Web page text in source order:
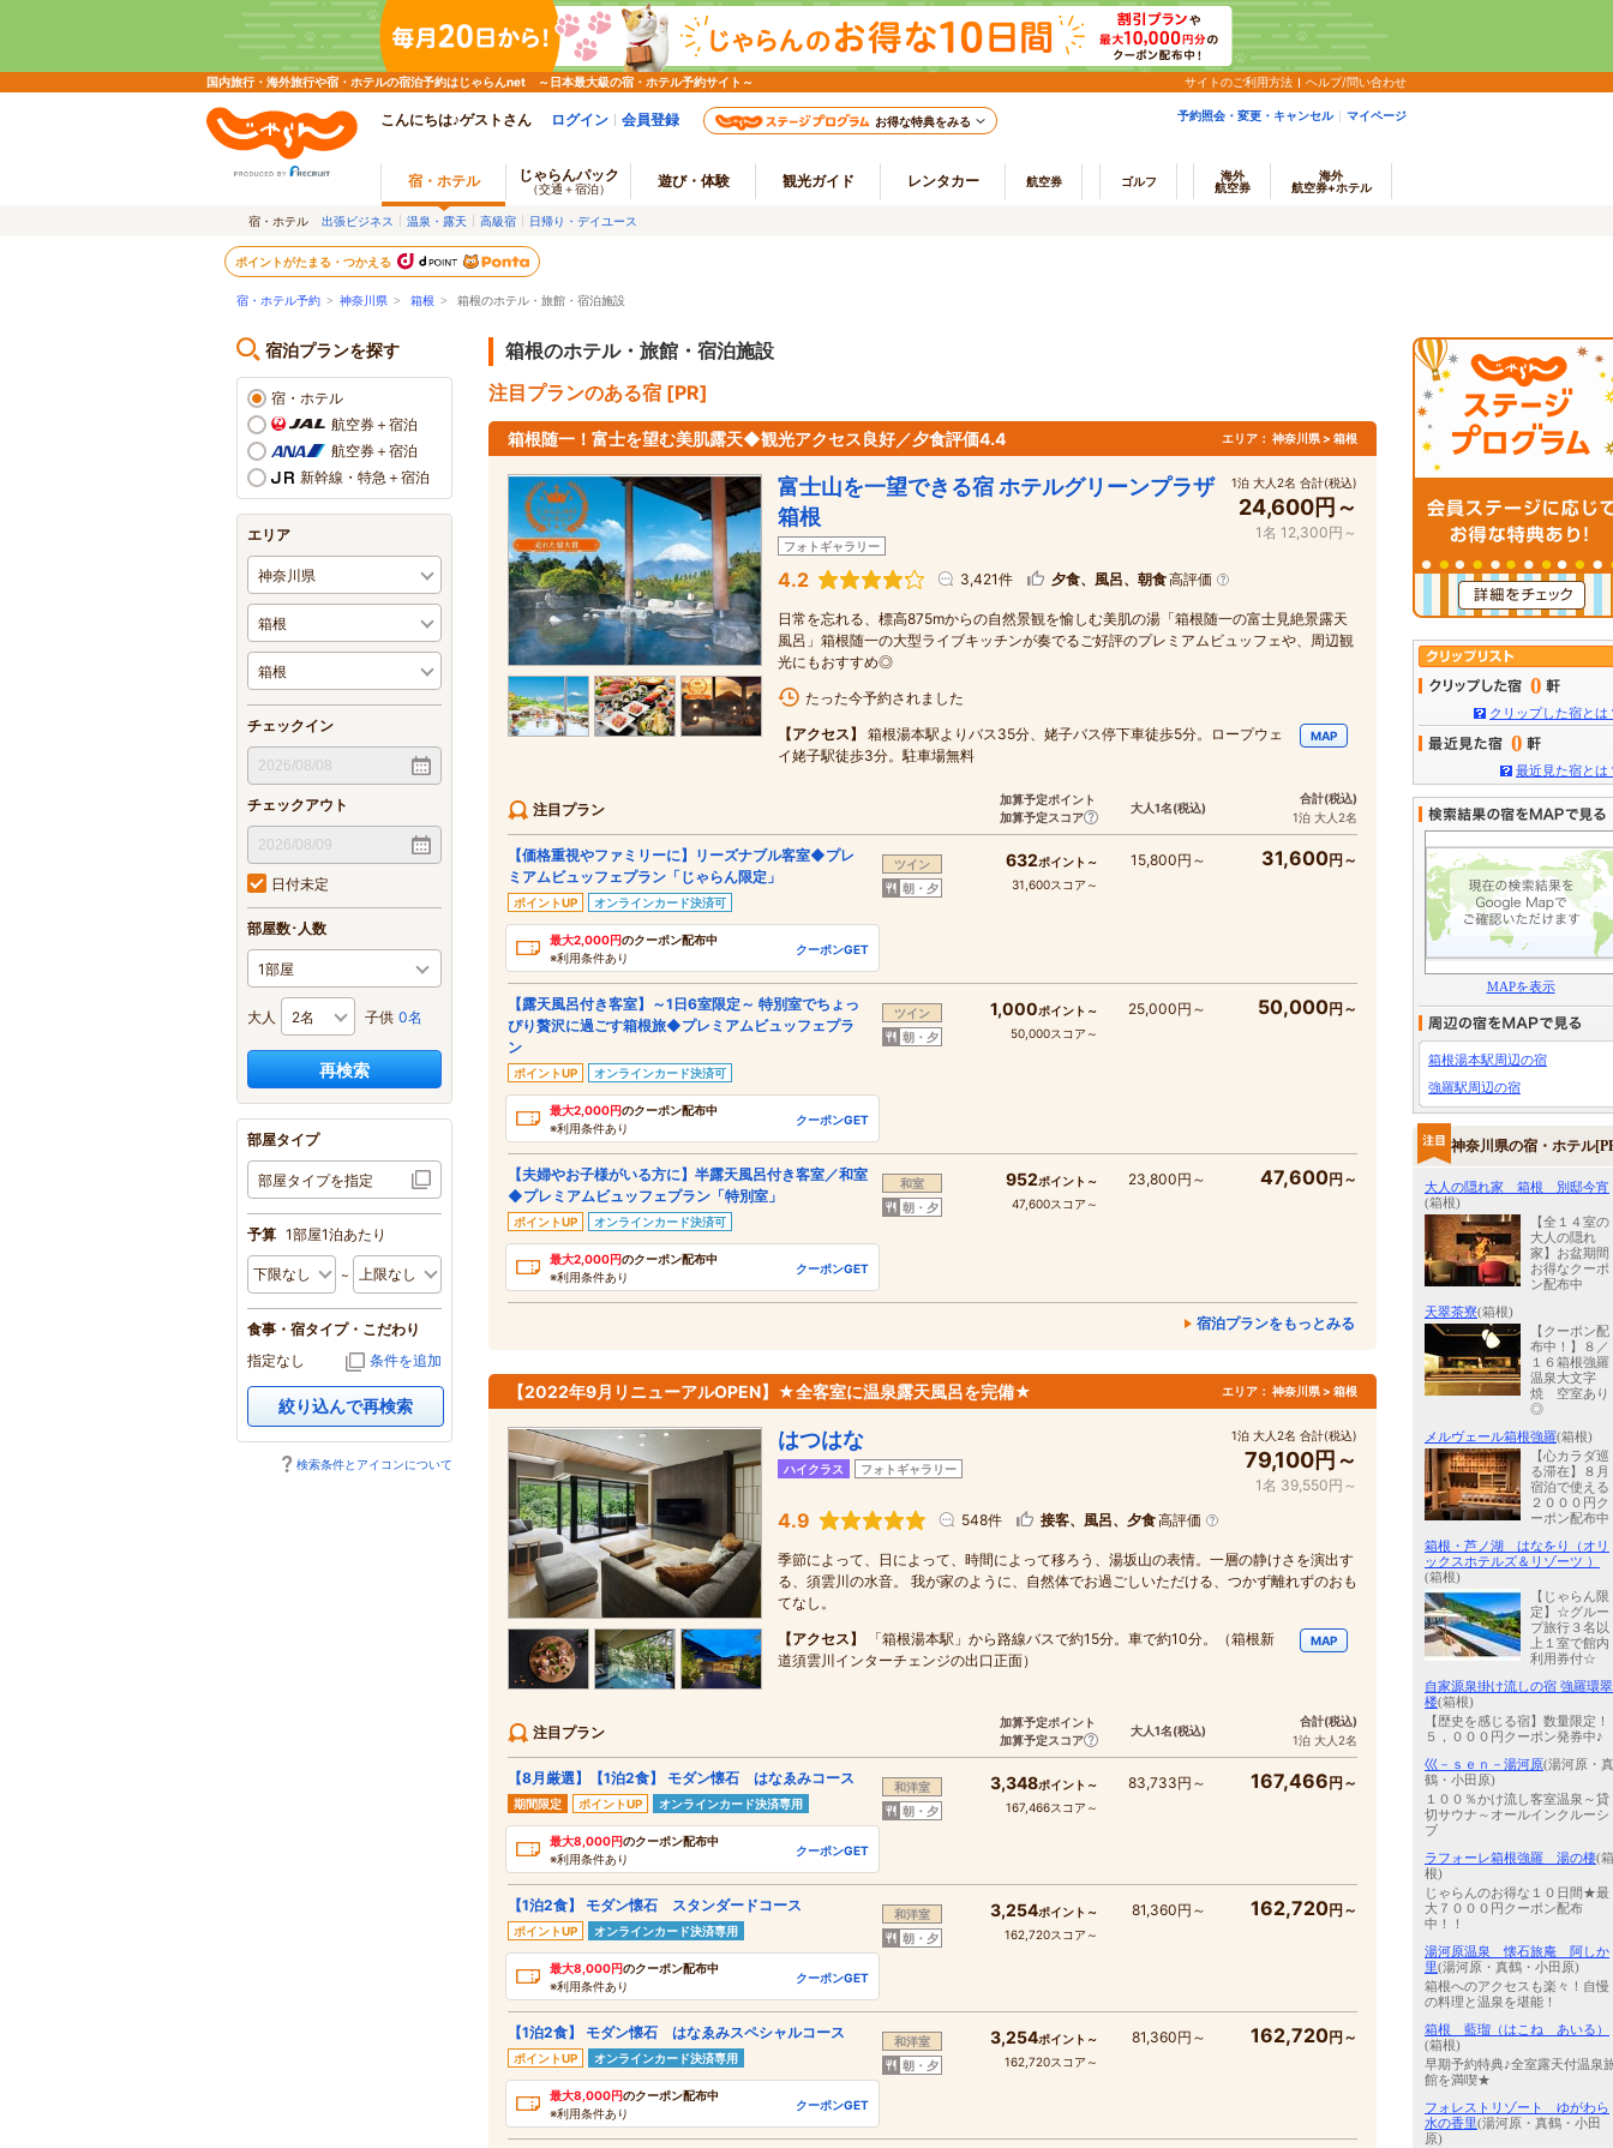
国内旅行・海外旅行や宿・ホテルの宿泊予約はじゃらんnet ～日本最大級の宿・ホテル予約サイト～ サイトのご利用方法 ヘルプ/問い合わせ
こんにちは♪ゲストさん ログイン 会員登録 お得な特典をみる 予約照会・変更・キャンセル マイページ
宿・ホテル じゃらんパック
（交通＋宿泊） 遊び・体験 観光ガイド レンタカー 航空券 ゴルフ
海外
航空券
海外
航空券+ホテル
宿・ホテル 出張ビジネス 温泉・露天 高級宿 日帰り・デイユース
ポイントがたまる・つかえる
宿・ホテル予約 > 神奈川県 > 箱根 > 箱根のホテル・旅館・宿泊施設
宿泊プランを探す
宿・ホテル
航空券＋宿泊
航空券＋宿泊
新幹線・特急＋宿泊
エリア
チェックイン
チェックアウト
日付未定
部屋数･人数
大人 子供 0名
再検索
部屋タイプ
部屋タイプを指定
予算 1部屋1泊あたり
食事・宿タイプ・こだわり
指定なし
条件を追加
絞り込んで再検索
検索条件とアイコンについて
箱根のホテル・旅館・宿泊施設
注目プランのある宿 [PR]
箱根随一！富士を望む美肌露天◆観光アクセス良好／夕食評価4.4 エリア： 神奈川県 > 箱根
富士山を一望できる宿 ホテルグリーンプラザ
箱根
フォトギャラリー
1泊 大人2名 合計(税込)
24,600円～
1名 12,300円～
4.2 3,421件 夕食、風呂、朝食高評価
日常を忘れる、標高875mからの自然景観を愉しむ美肌の湯「箱根随一の富士見絶景露天
風呂」箱根随一の大型ライブキッチンが奏でるご好評のプレミアムビュッフェや、周辺観
光にもおすすめ◎
たった今予約されました
【アクセス】
箱根湯本駅よりバス35分、姥子バス停下車徒歩5分。ロープウェ
イ姥子駅徒歩3分。駐車場無料
MAP
注目プラン
加算予定ポイント
加算予定スコア
大人1名(税込)
合計(税込)
1泊 大人2名
【価格重視やファミリーに】リーズナブル客室◆プレ
ミアムビュッフェプラン「じゃらん限定」
ポイントUP オンラインカード決済可
最大2,000円のクーポン配布中
※利用条件あり
クーポンGET
ツイン
朝・夕
632ポイント～
31,600スコア～
15,800円～ 31,600円～
【露天風呂付き客室】～1日6室限定～ 特別室でちょっ
ぴり贅沢に過ごす箱根旅◆プレミアムビュッフェプラ
ン
ポイントUP オンラインカード決済可
最大2,000円のクーポン配布中
※利用条件あり
クーポンGET
ツイン
朝・夕
1,000ポイント～
50,000スコア～
25,000円～ 50,000円～
【夫婦やお子様がいる方に】半露天風呂付き客室／和室
◆プレミアムビュッフェプラン「特別室」
ポイントUP オンラインカード決済可
最大2,000円のクーポン配布中
※利用条件あり
クーポンGET
和室
朝・夕
952ポイント～
47,600スコア～
23,800円～ 47,600円～
宿泊プランをもっとみる
【2022年9月リニューアルOPEN】★全客室に温泉露天風呂を完備★ エリア： 神奈川県 > 箱根
はつはな
ハイクラス フォトギャラリー
1泊 大人2名 合計(税込)
79,100円～
1名 39,550円～
4.9 548件 接客、風呂、夕食高評価
季節によって、日によって、時間によって移ろう、湯坂山の表情。一層の静けさを演出す
る、須雲川の水音。 我が家のように、自然体でお過ごしいただける、つかず離れずのおも
てなし。
【アクセス】
「箱根湯本駅」から路線バスで約15分。車で約10分。（箱根新
道須雲川インターチェンジの出口正面）
MAP
注目プラン
加算予定ポイント
加算予定スコア
大人1名(税込)
合計(税込)
1泊 大人2名
【8月厳選】【1泊2食】 モダン懐石 はなゑみコース
期間限定 ポイントUP オンラインカード決済専用
最大8,000円のクーポン配布中
※利用条件あり
クーポンGET
和洋室
朝・夕
3,348ポイント～
167,466スコア～
83,733円～ 167,466円～
【1泊2食】 モダン懐石 スタンダードコース
ポイントUP オンラインカード決済専用
最大8,000円のクーポン配布中
※利用条件あり
クーポンGET
和洋室
朝・夕
3,254ポイント～
162,720スコア～
81,360円～ 162,720円～
【1泊2食】 モダン懐石 はなゑみスペシャルコース
ポイントUP オンラインカード決済専用
最大8,000円のクーポン配布中
※利用条件あり
クーポンGET
和洋室
朝・夕
3,254ポイント～
162,720スコア～
81,360円～ 162,720円～
0
クリップした宿とは
0
最近見た宿とは
MAPを表示
箱根湯本駅周辺の宿
強羅駅周辺の宿
神奈川県の宿・ホテル
大人の隠れ家 箱根 別邸今宵
(箱根)
【全１４室の
大人の隠れ
家】お盆期間
お得なクーポ
ン配布中
天翠茶寮(箱根)
【クーポン配
布中！】８／
１６箱根強羅
温泉大文字
焼 空室あり
◎
メルヴェール箱根強羅(箱根)
【心カラダ巡
る滞在】８月
宿泊で使える
２０００円ク
ーポン配布中
箱根・芦ノ湖 はなをり（オリ
ックスホテルズ＆リゾーツ ）
(箱根)
【じゃらん限
定】☆グルー
プ旅行３名以
上１室で館内
利用券付☆
自家源泉掛け流しの宿 強羅環翠
楼(箱根)
【歴史を感じる宿】数量限定！
５，０００円クーポン発券中♪
巛－ｓｅｎ－湯河原(湯河原・真
鶴・小田原)
１００％かけ流し客室温泉～貸
切サウナ～オールインクルーシ
ブ
ラフォーレ箱根強羅 湯の棲(箱
根)
じゃらんのお得な１０日間★最
大７０００円クーポン配布
中！！
湯河原温泉 懐石旅庵 阿しか
里(湯河原・真鶴・小田原)
箱根へのアクセスも楽々！自慢
の料理と温泉を堪能！
箱根 藍瑠（はこね あいる）
(箱根)
早期予約特典♪全室露天付温泉
館を満喫★
フォレストリゾート ゆがわら
水の香里(湯河原・真鶴・小田
原)